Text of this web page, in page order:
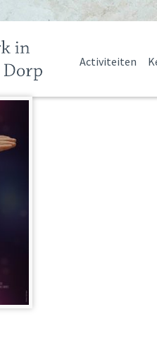
Activiteiten